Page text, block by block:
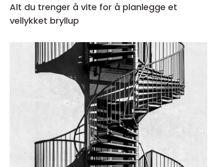
Alt du trenger å vite for å planlegge et
vellykket bryllup